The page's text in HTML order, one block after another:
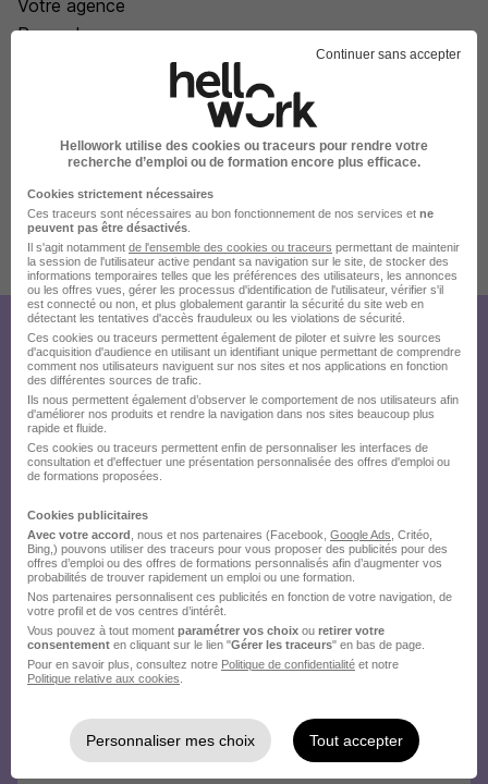
Votre agence
Rozay Immo
Rozay-en-Brie 77540Rozay-en-BrieFR
Favoris
Publiée le 18/07/2026 - Réf : 12540
Créez votre compte Hellowork et
envoyez votre candidature !
Continuer sans accepter
Hellowork utilise des cookies ou traceurs pour rendre votre
recherche d’emploi ou de formation encore plus efficace.
Cookies strictement nécessaires
Ces traceurs sont nécessaires au bon fonctionnement de nos services et ne
peuvent pas être désactivés
Il s'agit notamment de l'ensemble des cookies ou traceurs permettant de maintenir
la session de l'utilisateur active pendant sa navigation sur le site, de stocker des
informations temporaires telles que les préférences des utilisateurs, les annonces
ou les offres vues, gérer les processus d'identification de l'utilisateur, vérifier s'il
est connecté ou non, et plus globalement garantir la sécurité du site web en
détectant les tentatives d'accès frauduleux ou les violations de sécurité.
Ces cookies ou traceurs permettent également de piloter et suivre les sources
d'acquisition d'audience en utilisant un identifiant unique permettant de comprendre
comment nos utilisateurs naviguent sur nos sites et nos applications en fonction
des différentes sources de trafic.
Ils nous permettent également d’observer le comportement de nos utilisateurs afin
d'améliorer nos produits et rendre la navigation dans nos sites beaucoup plus
rapide et fluide.
Ces cookies ou traceurs permettent enfin de personnaliser les interfaces de
consultation et d'effectuer une présentation personnalisée des offres d'emploi ou
de formations proposées.
Cookies publicitaires
Avec votre accord , nous et nos partenaires (Facebook, Google Ads , Critéo,
Bing,) pouvons utiliser des traceurs pour vous proposer des publicités pour des
offres d’emploi ou des offres de formations personnalisés afin d’augmenter vos
probabilités de trouver rapidement un emploi ou une formation.
Nos partenaires personnalisent ces publicités en fonction de votre navigation, de
votre profil et de vos centres d’intérêt.
Vous pouvez à tout moment paramétrer vos choix ou retirer votre
consentement en cliquant sur le lien "Gérer les traceurs" en bas de page.
Pour en savoir plus, consultez notre Politique de confidentialité et notre
Politique relative aux cookies
Personnaliser mes choix Tout accepter